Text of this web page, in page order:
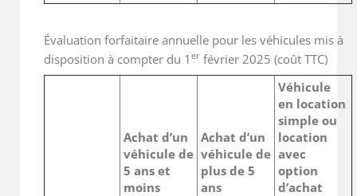
Évaluation forfaitaire annuelle pour les véhicules mis à
disposition à compter du 1 er février 2025 (coût TTC)
Achat d’un
véhicule de
5 ans et
moins
Achat d’un
véhicule de
plus de 5
ans
Véhicule
en location
simple ou
location
avec
option
d’achat